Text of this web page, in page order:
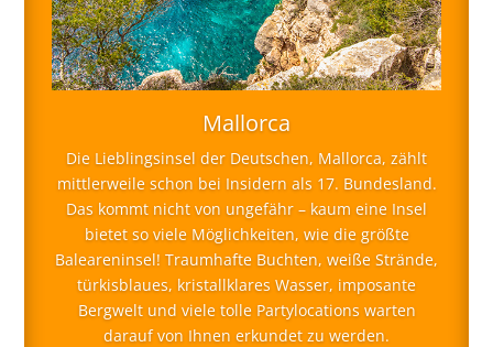
Mallorca
Die Lieblingsinsel der Deutschen, Mallorca, zählt
mittlerweile schon bei Insidern als 17. Bundesland.
Das kommt nicht von ungefähr – kaum eine Insel
bietet so viele Möglichkeiten, wie die größte
Baleareninsel! Traumhafte Buchten, weiße Strände,
türkisblaues, kristallklares Wasser, imposante
Bergwelt und viele tolle Partylocations warten
darauf von Ihnen erkundet zu werden.